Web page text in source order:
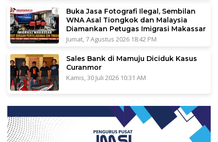
Buka Jasa Fotografi Ilegal, Sembilan
WNA Asal Tiongkok dan Malaysia
Diamankan Petugas Imigrasi Makassar
Jumat, 7 Agustus 2026 18:42 PM
Sales Bank di Mamuju Diciduk Kasus
Curanmor
Kamis, 30 Juli 2026 10:31 AM